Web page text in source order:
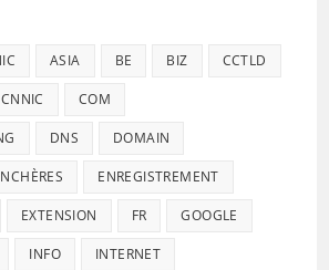
ASIA BE BIZ CCTLD
CNNIC COM
DNS DOMAIN
ENREGISTREMENT
EXTENSION FR GOOGLE
INFO INTERNET